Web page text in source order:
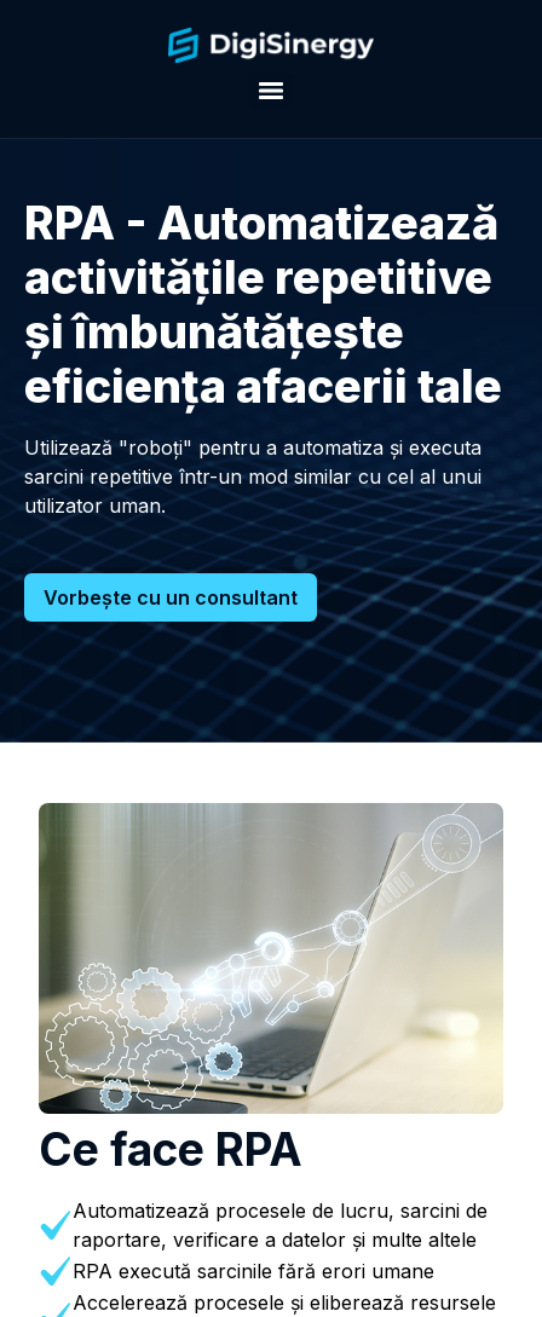
RPA - Automatizează
activitățile repetitive
și îmbunătățește
eficiența afacerii tale
Utilizează "roboți" pentru a automatiza și executa
sarcini repetitive într-un mod similar cu cel al unui
utilizator uman.
Vorbeşte cu un consultant
Ce face RPA
Automatizează procesele de lucru, sarcini de
raportare, verificare a datelor și multe altele
RPA execută sarcinile fără erori umane
Accelerează procesele și eliberează resursele